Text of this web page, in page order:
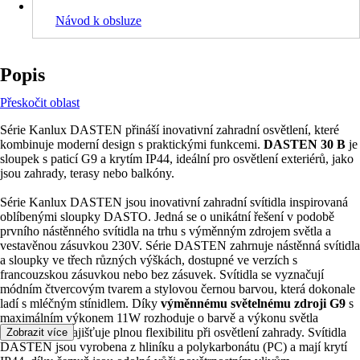
Návod k obsluze
Popis
Přeskočit oblast
Série Kanlux DASTEN přináší inovativní zahradní osvětlení, které
kombinuje moderní design s praktickými funkcemi. DASTEN 30 B je
sloupek s paticí G9 a krytím IP44, ideální pro osvětlení exteriérů, jako
jsou zahrady, terasy nebo balkóny.
Série Kanlux DASTEN jsou inovativní zahradní svítidla inspirovaná
oblíbenými sloupky DASTO. Jedná se o unikátní řešení v podobě
prvního nástěnného svítidla na trhu s výměnným zdrojem světla a
vestavěnou zásuvkou 230V. Série DASTEN zahrnuje nástěnná svítidla
a sloupky ve třech různých výškách, dostupné ve verzích s
francouzskou zásuvkou nebo bez zásuvek. Svítidla se vyznačují
módním čtvercovým tvarem a stylovou černou barvou, která dokonale
ladí s mléčným stínidlem. Díky výměnnému světelnému zdroji G9 s
maximálním výkonem 11W rozhoduje o barvě a výkonu světla
uživatel, což zajišťuje plnou flexibilitu při osvětlení zahrady. Svítidla
DASTEN jsou vyrobena z hliníku a polykarbonátu (PC) a mají krytí
Zobrazit více